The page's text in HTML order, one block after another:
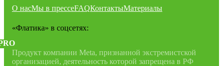
О насМы в прессеFAQКонтактыМатериалы
«Флатика» в соцсетях:
Продукт компании Meta, признанной экстремистской
организацией, деятельность которой запрещена в РФ